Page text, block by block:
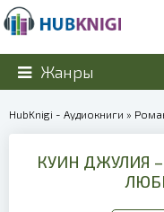
Жанры
HubKnigi - Аудиокниги »
КУИН ДЖУЛИЯ